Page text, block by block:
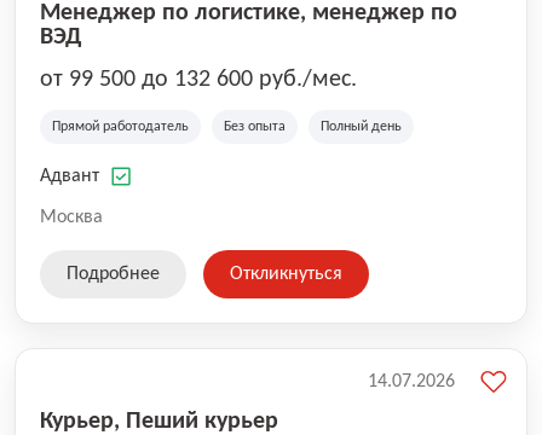
Менеджер по логистике, менеджер по
ВЭД
от 99 500 до 132 600 руб./мес.
Прямой работодатель Без опыта Полный день
Адвант
Москва
Подробнее Откликнуться
Курьер, Пеший курьер
14.07.2026